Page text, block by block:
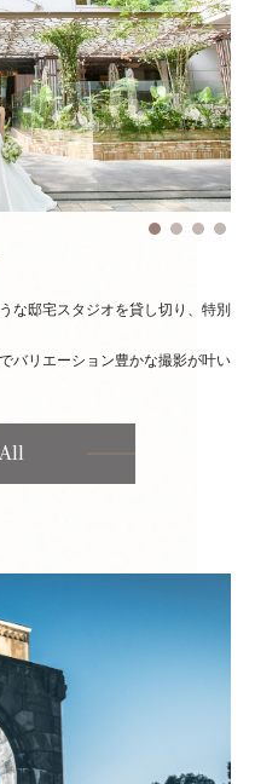
な邸宅スタジオを貸し切り、特別
バリエーション豊かな撮影が叶い